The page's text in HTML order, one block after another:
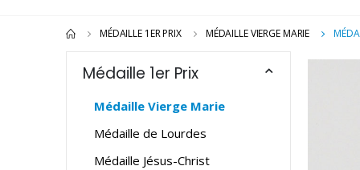
MÉDAILLE 1ER PRIX MÉDAILLE VIERGE MARIE
Médaille 1er Prix
Médaille Vierge Marie
Médaille de Lourdes
Médaille Jésus-Christ